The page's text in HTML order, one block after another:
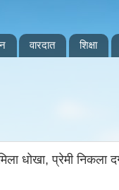
वारदात शिक्षा
धोखा, प्रेमी निकला